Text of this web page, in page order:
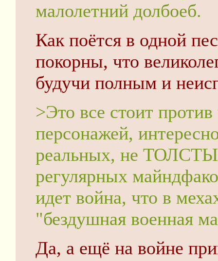
малолетний долбоеб.
Как поётся в одной
покорны, что
будучи полным и
>Это все стоит
персонажей,
реальных, не
регулярных
идет война, что в
"бездушная военная
Да, а ещё на войне